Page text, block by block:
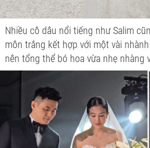
Nhiều cô dâu nổi tiếng như Salim
môn trắng kết hợp với một vài
nên tổng thể bó hoa vừa nhẹ nhàng